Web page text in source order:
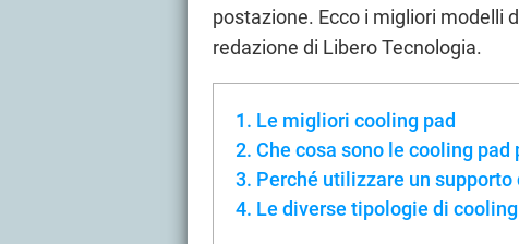
postazione. Ecco i migliori modelli
redazione di Libero Tecnologia.
Le migliori cooling pad
Che cosa sono le cooling pad
Perché utilizzare un
Le diverse tipologie di cooling